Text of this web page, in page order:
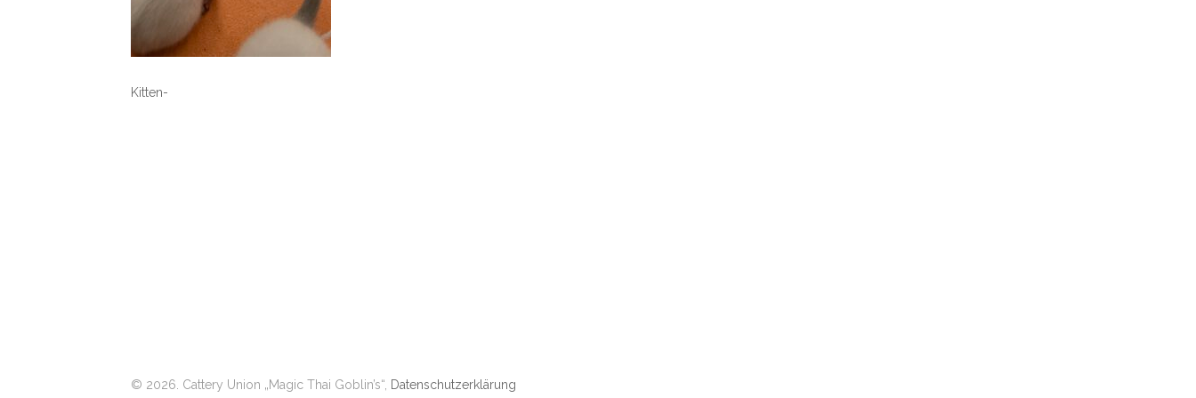
Kitten-
© 2026. Cattery Union „Magic Thai Goblin’s“, Datenschutzerklärung